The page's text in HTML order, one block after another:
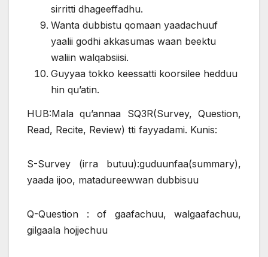
sirritti dhageeffadhu.
Wanta dubbistu qomaan yaadachuuf
yaalii godhi akkasumas waan beektu
waliin walqabsiisi.
Guyyaa tokko keessatti koorsilee hedduu
hin qu’atin.
HUB:Mala qu’annaa SQ3R(Survey, Question,
Read, Recite, Review) tti fayyadami. Kunis:
S-Survey (irra butuu):guduunfaa(summary),
yaada ijoo, matadureewwan dubbisuu
Q-Question : of gaafachuu, walgaafachuu,
gilgaala hojjechuu